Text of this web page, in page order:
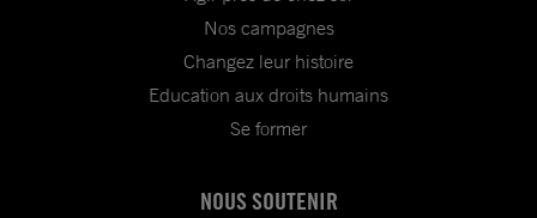
Nos campagnes
Changez leur histoire
Education aux droits humains
Se former
NOUS SOUTENIR